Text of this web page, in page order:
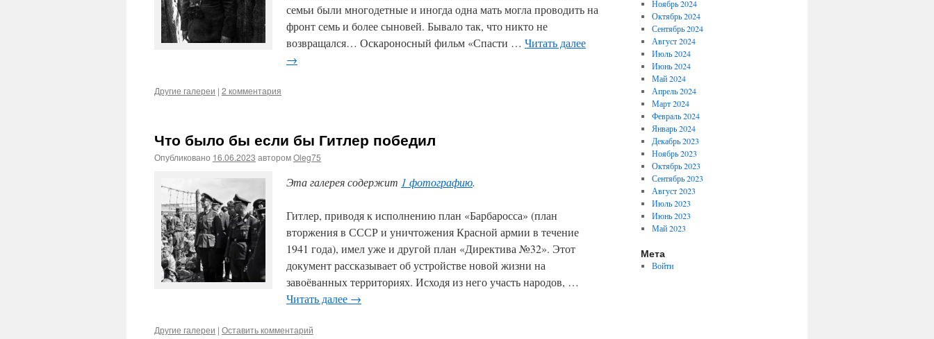
семьи были многодетные и иногда одна мать могла проводить на
фронт семь и более сыновей. Бывало так, что никто не
возвращался… Оскароносный фильм «Спасти … Читать далее
→
Другие галереи | 2 комментария
Что было бы если бы Гитлер победил
Опубликовано 16.06.2023 авторомOleg75
Эта галерея содержит 1 фотографию.
Гитлер, приводя к исполнению план «Барбаросса» (план
вторжения в СССР и уничтожения Красной армии в течение
1941 года), имел уже и другой план «Директива №32». Этот
документ рассказывает об устройстве новой жизни на
завоёванных территориях. Исходя из него участь народов, …
Читать далее →
Другие галереи | Оставить комментарий
Ноябрь 2024
Октябрь 2024
Сентябрь 2024
Август 2024
Июль 2024
Июнь 2024
Май 2024
Апрель 2024
Март 2024
Февраль 2024
Январь 2024
Декабрь 2023
Ноябрь 2023
Октябрь 2023
Сентябрь 2023
Август 2023
Июль 2023
Июнь 2023
Май 2023
Мета
Войти